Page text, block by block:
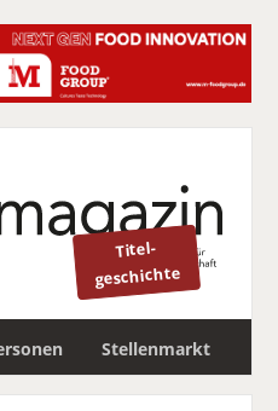
Titel-
geschichte
Stellenmarkt
u
c